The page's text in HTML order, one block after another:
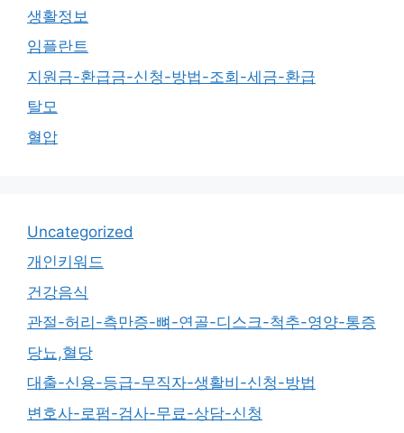
생활정보
임플란트
지원금-환급금-신청-방법-조회-세금-환급
탈모
혈압
Uncategorized
개인키워드
건강음식
관절-허리-측만증-뼈-연골-디스크-척추-영양-통증
당뇨,혈당
대출-신용-등급-무직자-생활비-신청-방법
변호사-로펌-검사-무료-상담-신청